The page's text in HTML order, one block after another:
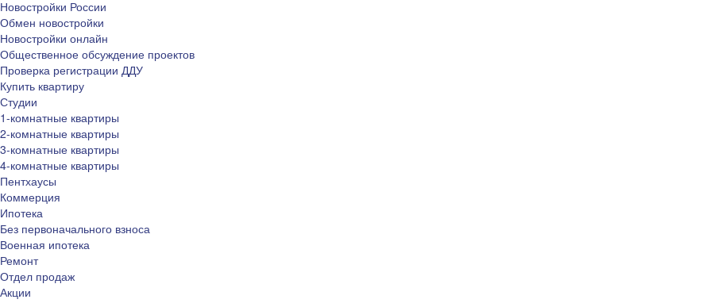
Новостройки России
Обмен новостройки
Новостройки онлайн
Общественное обсуждение проектов
Проверка регистрации ДДУ
Купить квартиру
Студии
1-комнатные квартиры
2-комнатные квартиры
3-комнатные квартиры
4-комнатные квартиры
Пентхаусы
Коммерция
Ипотека
Без первоначального взноса
Военная ипотека
Ремонт
Отдел продаж
Акции